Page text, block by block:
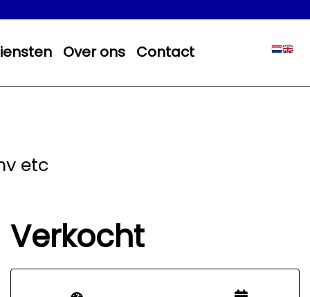
Over ons Contact
etc
Verkocht